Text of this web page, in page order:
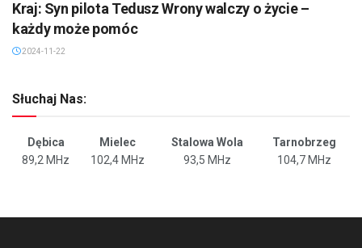
Kraj: Syn pilota Tedusz Wrony walczy o życie –
każdy może pomóc
2024-11-22
Słuchaj Nas:
Dębica Mielec Stalowa Wola
Tarnobrzeg
89,2 MHz
102,4 MHz 93,5 MHz 104,7 MHz